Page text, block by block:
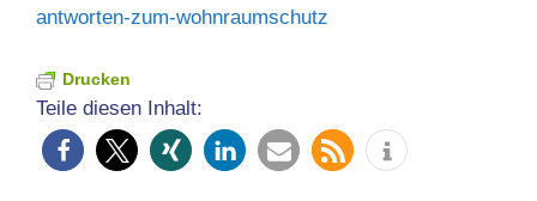
antworten-zum-wohnraumschutz
Drucken
Teile diesen Inhalt: